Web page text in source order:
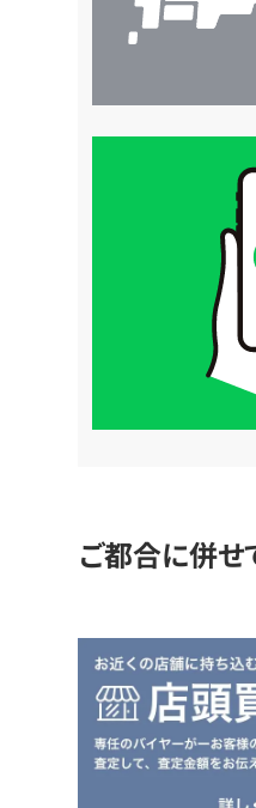
ご都合に併せ